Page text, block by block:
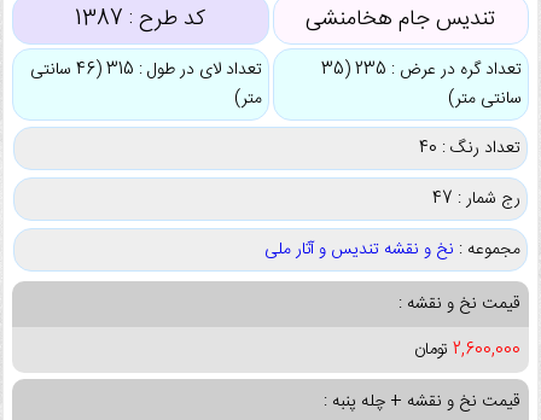
تندیس جام هخامنشی کد طرح : 1387
تعداد گره در عرض : 235 (35
سانتی متر)
تعداد لای در طول : 315 (46 سانتی
متر)
تعداد رنگ : 40
رج شمار : 47
مجموعه : نخ و نقشه تندیس و آثار ملی
قیمت نخ و نقشه :
2,600,000 تومان
قیمت نخ و نقشه + چله پنبه :